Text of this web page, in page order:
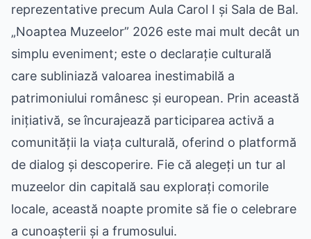
reprezentative precum Aula Carol I și Sala de Bal.
„Noaptea Muzeelor” 2026 este mai mult decât un
simplu eveniment; este o declarație culturală
care subliniază valoarea inestimabilă a
patrimoniului românesc și european. Prin această
inițiativă, se încurajează participarea activă a
comunității la viața culturală, oferind o platformă
de dialog și descoperire. Fie că alegeți un tur al
muzeelor din capitală sau explorați comorile
locale, această noapte promite să fie o celebrare
a cunoașterii și a frumosului.